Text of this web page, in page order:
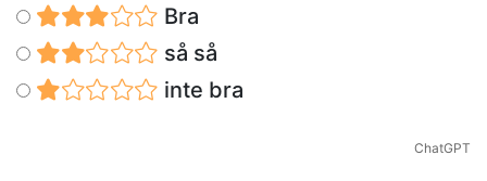
Bra
så så
inte bra
ChatGPT